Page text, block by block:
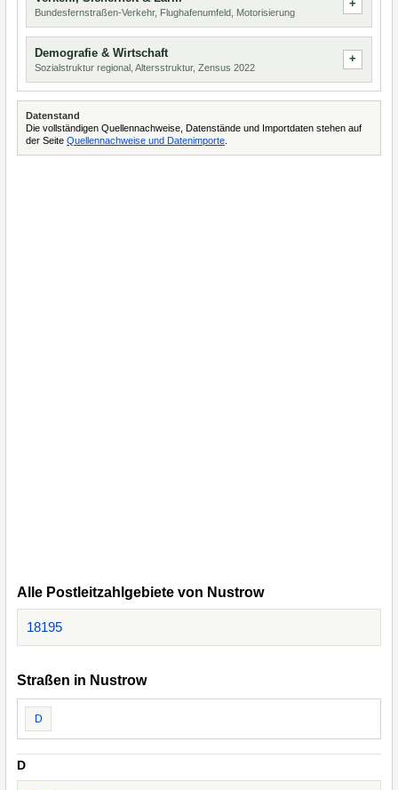
Bundesfernstraßen-Verkehr, Flughafenumfeld, Motorisierung
Demografie & Wirtschaft
Sozialstruktur regional, Altersstruktur, Zensus 2022
Datenstand
Die vollständigen Quellennachweise, Datenstände und Importdaten stehen auf
der Seite Quellennachweise und Datenimporte
Alle Postleitzahlgebiete von Nustrow
18195
Straßen in Nustrow
D
D